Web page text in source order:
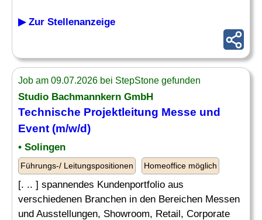
▶ Zur Stellenanzeige
Job am 09.07.2026 bei StepStone gefunden
Studio Bachmannkern GmbH
Technische Projektleitung Messe und
Event (m/w/d)
• Solingen
Führungs-/ Leitungspositionen Homeoffice möglich
[. .. ] spannendes Kundenportfolio aus
verschiedenen Branchen in den Bereichen Messen
und Ausstellungen, Showroom, Retail, Corporate